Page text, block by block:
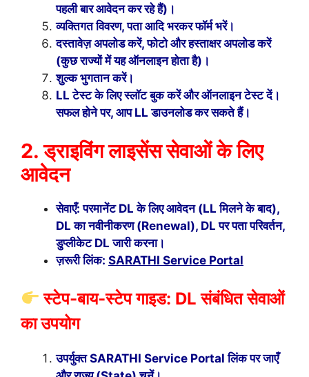
पहली बार आवेदन कर रहे हैं)।
व्यक्तिगत विवरण, पता आदि भरकर फॉर्म भरें।
दस्तावेज़ अपलोड करें, फोटो और हस्ताक्षर अपलोड करें
(कुछ राज्यों में यह ऑनलाइन होता है)।
शुल्क भुगतान करें।
LL टेस्ट के लिए स्लॉट बुक करें और ऑनलाइन टेस्ट दें।
सफल होने पर, आप LL डाउनलोड कर सकते हैं।
2. ड्राइविंग लाइसेंस सेवाओं के लिए
आवेदन
सेवाएँ: परमानेंट DL के लिए आवेदन (LL मिलने के बाद),
DL का नवीनीकरण (Renewal), DL पर पता परिवर्तन,
डुप्लीकेट DL जारी करना।
ज़रूरी लिंक: SARATHI Service Portal
स्टेप-बाय-स्टेप गाइड: DL संबंधित सेवाओं
का उपयोग
उपर्युक्त SARATHI Service Portal लिंक पर जाएँ